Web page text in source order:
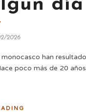
día
2026
han
poco más de 20